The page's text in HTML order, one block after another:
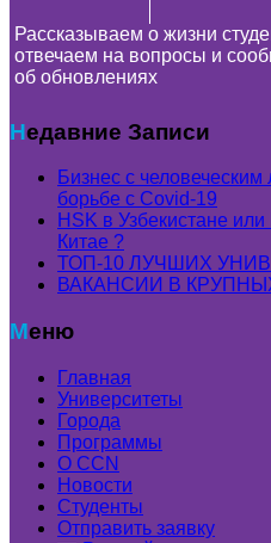
Рассказываем о жизни
отвечаем на вопросы и
об обновлениях
Недавние Записи
Бизнес с
борьбе с Covid-19
HSK в Узбекистане или
Китае ?
ТОП-10 ЛУЧШИХ
ВАКАНСИИ В
Меню
Главная
Университеты
Города
Программы
О CCN
Новости
Студенты
Отправить заявку